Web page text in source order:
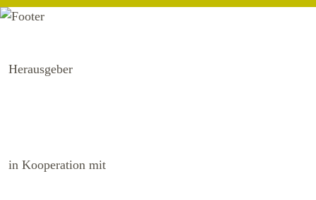
Herausgeber
in Kooperation mit